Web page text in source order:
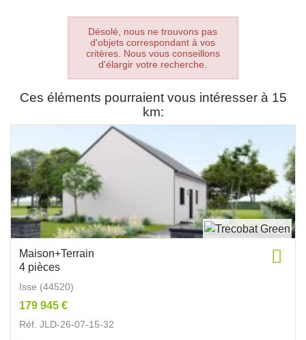
Désolé, nous ne trouvons pas
d'objets correspondant à vos
critères. Nous vous conseillons
d'élargir votre recherche.
Ces éléments pourraient vous intéresser à 15
km:
Maison+Terrain
4 pièces
Isse (44520)
179 945 €
Réf. JLD-26-07-15-32